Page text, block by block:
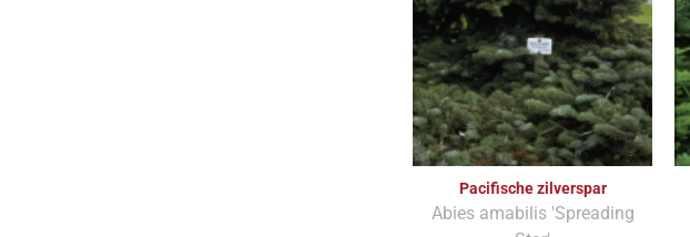
Pacifische zilverspar
Abies amabilis 'Spreading